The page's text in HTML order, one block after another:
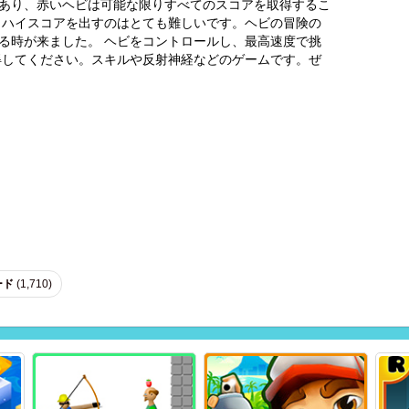
、赤いヘビは可能な限りすべてのスコアを取得するこ
イスコアを出すのはとても難しいです。ヘビの冒険の
時が来ました。 ヘビをコントロールし、最高速度で挑
てください。スキルや反射神経などのゲームです。ぜ
(1,710)